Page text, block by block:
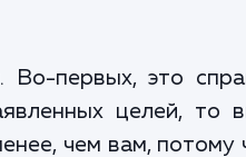
Во-первых, это
целей,
чем вам,